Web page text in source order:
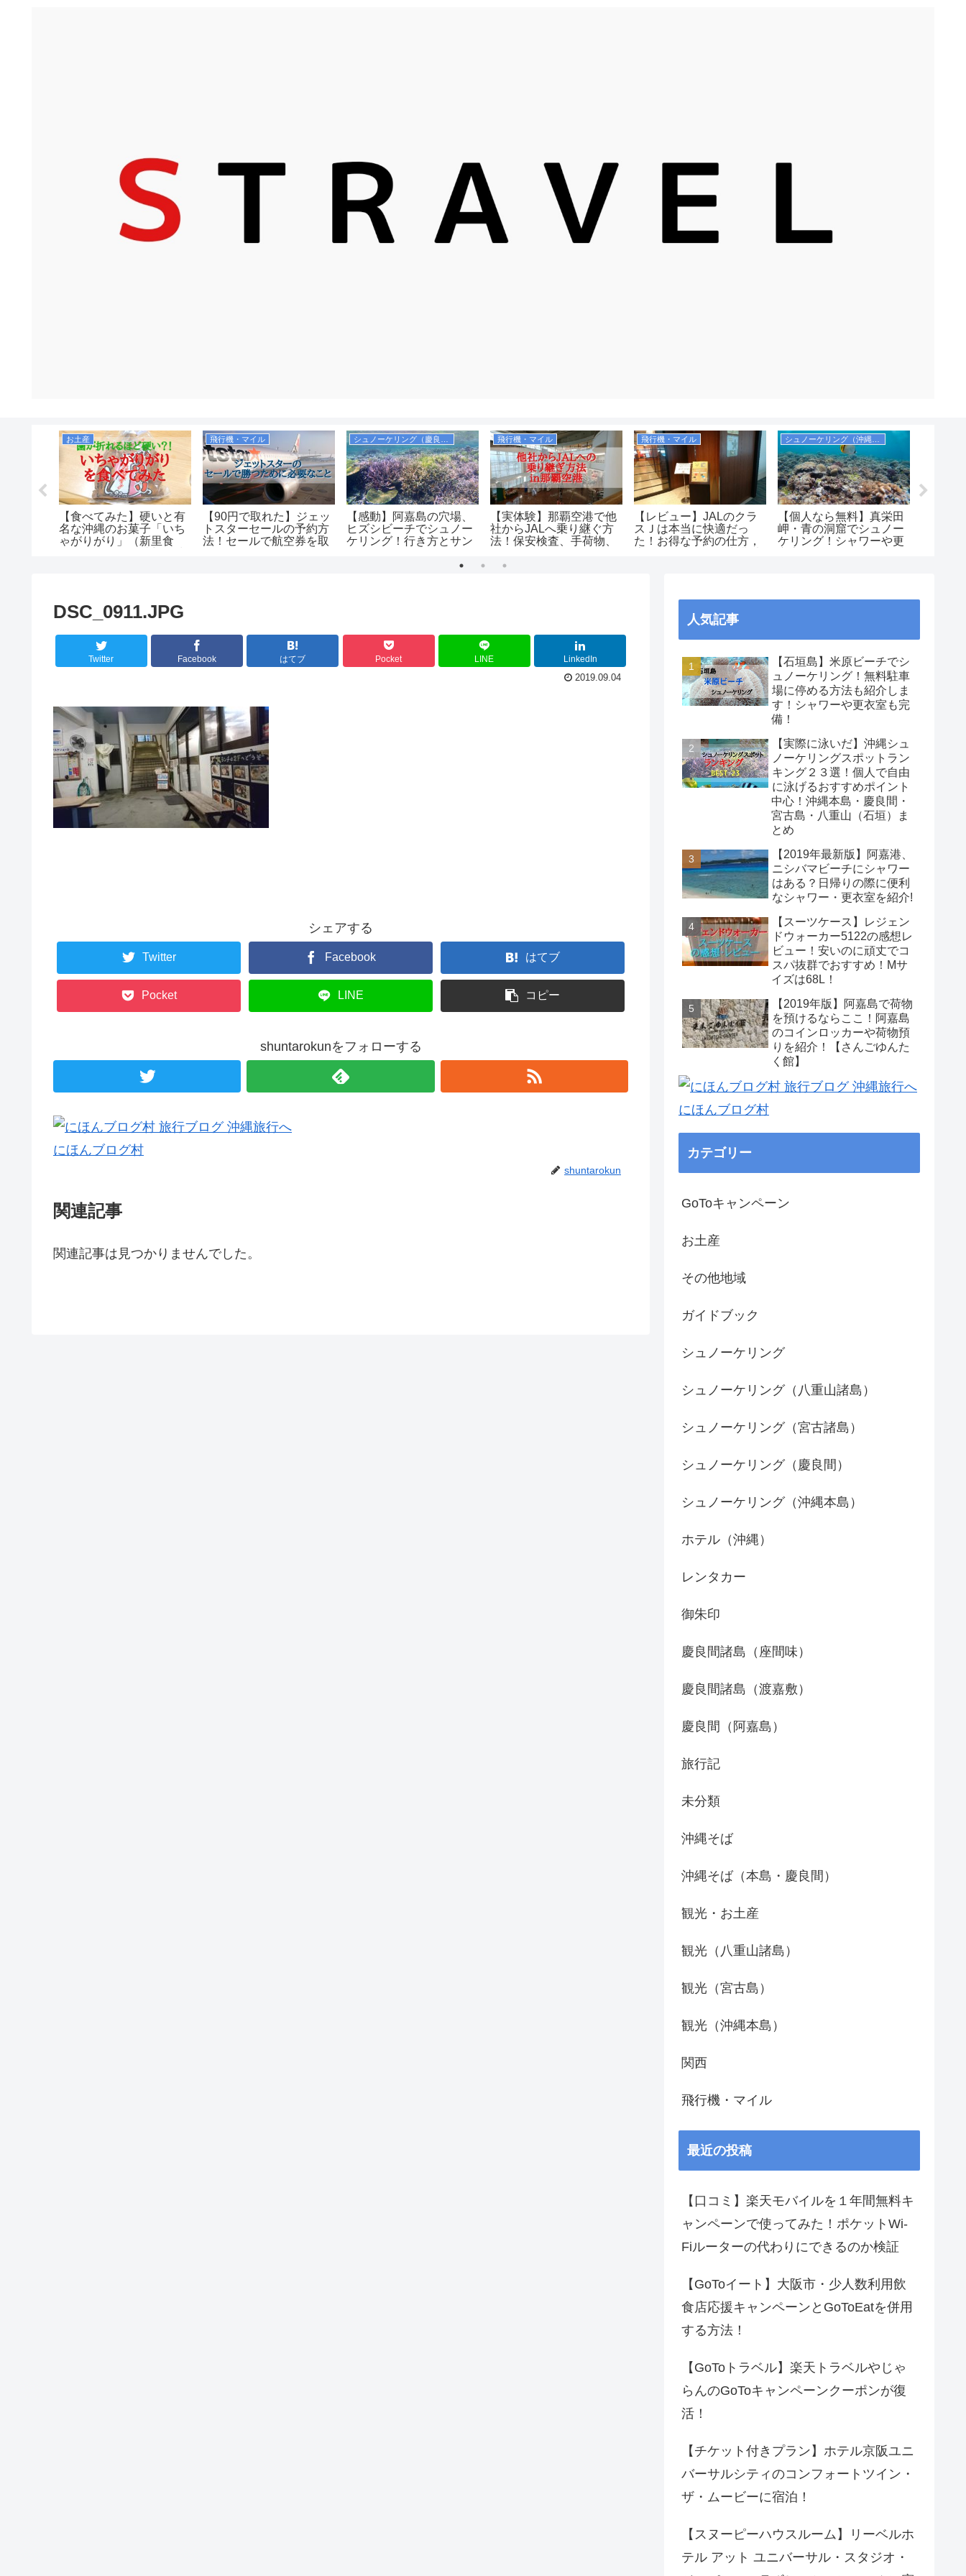
お土産
【食べてみた】硬いと有
名な沖縄のお菓子「いち
ゃがりがり」（新里食
飛行機・マイル
【90円で取れた】ジェッ
トスターセールの予約方
法！セールで航空券を取
【感動】阿嘉島の穴場、
ヒズシビーチでシュノー
ケリング！行き方とサン
飛行機・マイル
【実体験】那覇空港で他
社からJALへ乗り継ぐ方
法！保安検査、手荷物、
飛行機・マイル
【レビュー】JALのクラ
スＪは本当に快適だっ
た！お得な予約の仕方，
【個人なら無料】真栄田
岬・青の洞窟でシュノー
ケリング！シャワーや更
DSC_0911.JPG
Twitter Facebook はてブ Pocket LINE
LinkedIn
2019.09.04
シェアする
Twitter Facebook はてブ
Pocket LINE コピー
shuntarokunをフォローする
にほんブログ村
shuntarokun
関連記事
関連記事は見つかりませんでした。
人気記事
【石垣島】米原ビーチでシ
ュノーケリング！無料駐車
場に停める方法も紹介しま
す！シャワーや更衣室も完
備！
【実際に泳いだ】沖縄シュ
ノーケリングスポットラン
キング２３選！個人で自由
に泳げるおすすめポイント
中心！沖縄本島・慶良間・
宮古島・八重山（石垣）ま
とめ
【2019年最新版】阿嘉港、
ニシバマビーチにシャワー
はある？日帰りの際に便利
なシャワー・更衣室を紹介!
【スーツケース】レジェン
ドウォーカー5122の感想レ
ビュー！安いのに頑丈でコ
スパ抜群でおすすめ！Mサ
イズは68L！
【2019年版】阿嘉島で荷物
を預けるならここ！阿嘉島
のコインロッカーや荷物預
りを紹介！【さんごゆんた
く館】
にほんブログ村
カテゴリー
GoToキャンペーン
お土産
その他地域
ガイドブック
シュノーケリング
シュノーケリング（八重山諸島）
シュノーケリング（宮古諸島）
シュノーケリング（慶良間）
シュノーケリング（沖縄本島）
ホテル（沖縄）
レンタカー
御朱印
慶良間諸島（座間味）
慶良間諸島（渡嘉敷）
慶良間（阿嘉島）
旅行記
未分類
沖縄そば
沖縄そば（本島・慶良間）
観光・お土産
観光（八重山諸島）
観光（宮古島）
観光（沖縄本島）
関西
飛行機・マイル
最近の投稿
【口コミ】楽天モバイルを１年間無料キ
ャンペーンで使ってみた！ポケットWi-
Fiルーターの代わりにできるのか検証
【GoToイート】大阪市・少人数利用飲
食店応援キャンペーンとGoToEatを併用
する方法！
【GoToトラベル】楽天トラベルやじゃ
らんのGoToキャンペーンクーポンが復
活！
【チケット付きプラン】ホテル京阪ユニ
バーサルシティのコンフォートツイン・
ザ・ムービーに宿泊！
【スヌーピーハウスルーム】リーベルホ
テル アット ユニバーサル・スタジオ・